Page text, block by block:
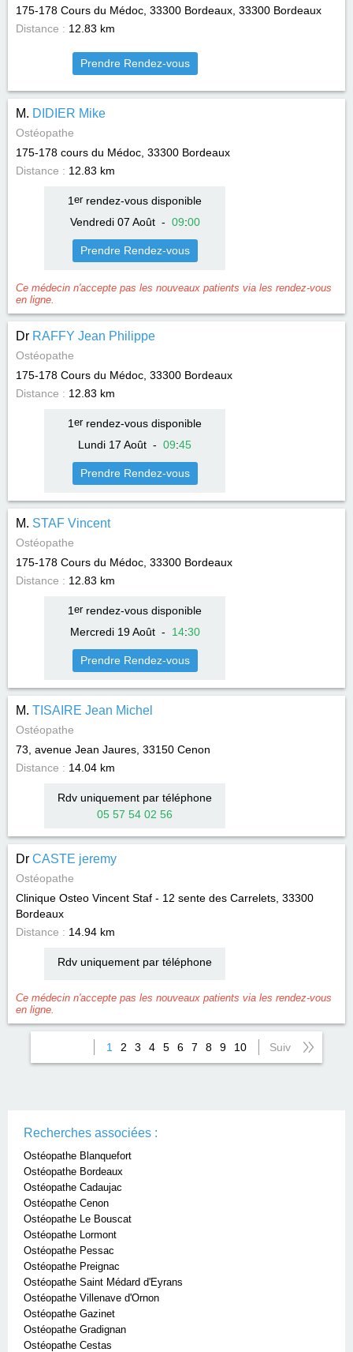
175-178 Cours du Médoc, 33300 Bordeaux, 33300 Bordeaux
Distance : 12.83 km
Prendre Rendez-vous
M. DIDIER Mike
Ostéopathe
175-178 cours du Médoc, 33300 Bordeaux
Distance : 12.83 km
1 errendez-vous disponible
Vendredi 07 Août- 09:00
Prendre Rendez-vous
Ce médecin n'accepte pas les nouveaux patients via les rendez-vous
en ligne.
Dr RAFFY Jean Philippe
Ostéopathe
175-178 Cours du Médoc, 33300 Bordeaux
Distance : 12.83 km
1 errendez-vous disponible
Lundi 17 Août - 09:45
Prendre Rendez-vous
M. STAF Vincent
Ostéopathe
175-178 Cours du Médoc, 33300 Bordeaux
Distance : 12.83 km
1 errendez-vous disponible
Mercredi 19 Août- 14:30
Prendre Rendez-vous
M. TISAIRE Jean Michel
Ostéopathe
73, avenue Jean Jaures, 33150 Cenon
Distance : 14.04 km
Rdv uniquement par téléphone
05 57 54 02 56
Dr CASTE jeremy
Ostéopathe
Clinique Osteo Vincent Staf - 12 sente des Carrelets, 33300
Bordeaux
Distance : 14.94 km
Rdv uniquement par téléphone
Ce médecin n'accepte pas les nouveaux patients via les rendez-vous
en ligne.
1 2 3 4 5 6 7 8 9 10 Suiv
Recherches associées :
Ostéopathe Blanquefort
Ostéopathe Bordeaux
Ostéopathe Cadaujac
Ostéopathe Cenon
Ostéopathe Le Bouscat
Ostéopathe Lormont
Ostéopathe Pessac
Ostéopathe Preignac
Ostéopathe Saint Médard d'Eyrans
Ostéopathe Villenave d'Ornon
Ostéopathe Gazinet
Ostéopathe Gradignan
Ostéopathe Cestas